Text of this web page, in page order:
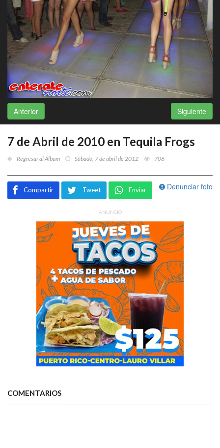
Anterior Siguiente
7 de Abril de 2010 en Tequila Frogs
Regresar al Álbum Sábado, 7 de abril de 2012 706
Denunciar foto
Compartir Tweet Enviar
ANUNCIO
COMENTARIOS